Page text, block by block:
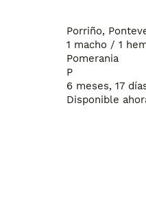
Porriño,
1 macho / 1
Pomerania
P
6 meses, 17
Disponible